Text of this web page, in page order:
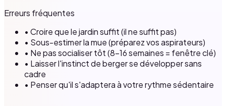
Erreurs fréquentes
• Croire que le jardin suffit (il ne suffit pas)
• Sous-estimer la mue (préparez vos aspirateurs)
• Ne pas socialiser tôt (8–16 semaines = fenêtre clé)
• Laisser l'instinct de berger se développer sans
cadre
• Penser qu'il s'adaptera à votre rythme sédentaire